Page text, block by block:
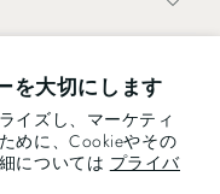
を大切にします
イズし、マーケティ
めに、Cookieやその
については プライバ